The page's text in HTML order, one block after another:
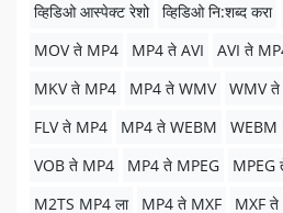
व्हिडिओ आस्पेक्ट रेशो
व्हिडिओ नि:शब्द करा
MOV ते MP4
MP4 ते AVI AVI ते
MKV ते MP4
MP4 ते WMV WMV
FLV ते MP4
MP4 ते WEBM WEBM
VOB ते MP4
MP4 ते MPEG MPEG
M2TS MP4 ला
MP4 ते MXF MXF